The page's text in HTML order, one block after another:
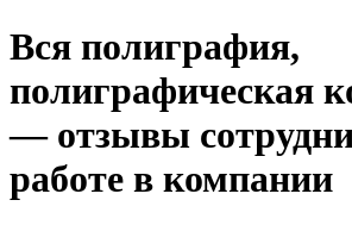
Вся полиграфия,
полиграфическая
— отзывы
работе в компании